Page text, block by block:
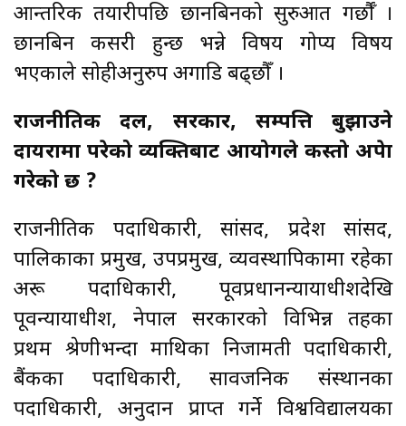
आन्तरिक तयारीपछि छानबिनको सुरुआत गर्छौँ ।
छानबिन कसरी हुन्छ भन्ने विषय गोप्य विषय
भएकाले सोहीअनुरुप अगाडि बढ्छौँ ।
राजनीतिक दल, सरकार, सम्पत्ति बुझाउने
दायरामा परेको व्यक्तिबाट आयोगले कस्तो अपेक्षा
गरेको छ ?
राजनीतिक पदाधिकारी, सांसद, प्रदेश सांसद,
पालिकाका प्रमुख, उपप्रमुख, व्यवस्थापिकामा रहेका
अरू पदाधिकारी, पूर्वप्रधानन्यायाधीशदेखि
पूर्वन्यायाधीश, नेपाल सरकारको विभिन्न तहका
प्रथम श्रेणीभन्दा माथिका निजामती पदाधिकारी,
बैंकका पदाधिकारी, सार्वजनिक संस्थानका
पदाधिकारी, अनुदान प्राप्त गर्ने विश्वविद्यालयका